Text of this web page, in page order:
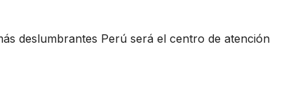
deslumbrantes Perú será el centro de atención